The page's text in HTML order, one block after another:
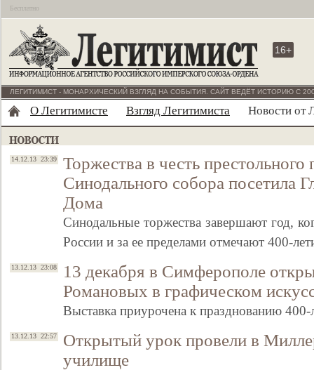
Бесплатно
16+
ЛЕГИТИМИСТ - МОНАРХИЧЕСКИЙ ВЗГЛЯД НА СОБЫТИЯ. САЙТ ВЕДЁТ ИСТОРИЮ С
О Легитимисте Взгляд Легитимиста Новости от
14.12.13 23:39
Торжества в честь престольного
Синодального собора посетила
Дома
Синодальные торжества завершают год,
России и за ее пределами отмечают 400-
13.12.13 23:08
13 декабря в Симферополе
Романовых в графическом
Выставка приурочена к празднованию
13.12.13 22:57
Открытый урок провели в
училище